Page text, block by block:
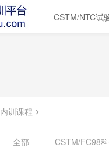
CSTM/NTC试
内训课程
全部 CSTM/FC98